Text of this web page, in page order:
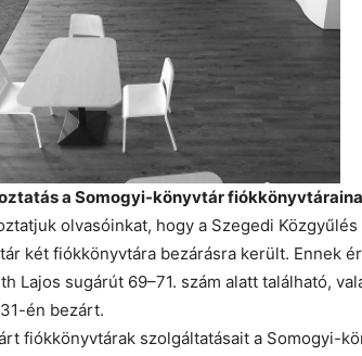
a Somogyi-könyvtár
olvasóinkat, hogy a Szegedi
két fiókkönyvtára bezárásra került. Ennek
Lajos sugárút 69–71. szám alatt található,
én bezárt.
fiókkönyvtárak szolgáltatásait a Somogyi-